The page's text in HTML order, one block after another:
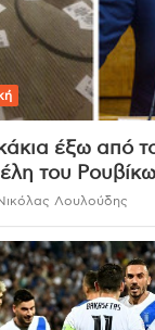
έξω από
του
Λουλούδης